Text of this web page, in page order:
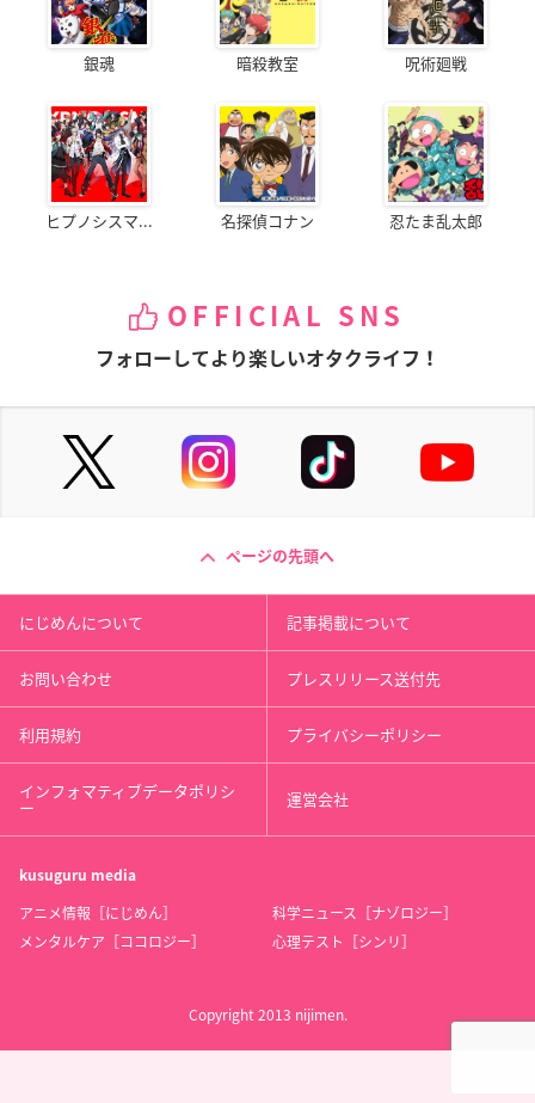
銀魂 暗殺教室 呪術廻戦
ヒプノシスマ... 名探偵コナン 忍たま乱太郎
OFFICIAL SNS
フォローしてより楽しいオタクライフ！
ページの先頭へ
にじめんについて 記事掲載について
お問い合わせ プレスリリース送付先
利用規約 プライバシーポリシー
インフォマティブデータポリシ
ー 運営会社
kusuguru media
アニメ情報［にじめん］
科学ニュース［ナゾロジー］
メンタルケア［ココロジー］
心理テスト［シンリ］
Copyright 2013 nijimen.